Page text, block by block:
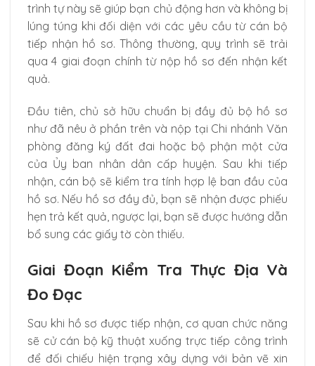
trình tự này sẽ giúp bạn chủ động hơn và không bị
lúng túng khi đối diện với các yêu cầu từ cán bộ
tiếp nhận hồ sơ. Thông thường, quy trình sẽ trải
qua 4 giai đoạn chính từ nộp hồ sơ đến nhận kết
quả.
Đầu tiên, chủ sở hữu chuẩn bị đầy đủ bộ hồ sơ
như đã nêu ở phần trên và nộp tại Chi nhánh Văn
phòng đăng ký đất đai hoặc bộ phận một cửa
của Ủy ban nhân dân cấp huyện. Sau khi tiếp
nhận, cán bộ sẽ kiểm tra tính hợp lệ ban đầu của
hồ sơ. Nếu hồ sơ đầy đủ, bạn sẽ nhận được phiếu
hẹn trả kết quả, ngược lại, bạn sẽ được hướng dẫn
bổ sung các giấy tờ còn thiếu.
Giai Đoạn Kiểm Tra Thực Địa Và
Đo Đạc
Sau khi hồ sơ được tiếp nhận, cơ quan chức năng
sẽ cử cán bộ kỹ thuật xuống trực tiếp công trình
để đối chiếu hiện trạng xây dựng với bản vẽ xin